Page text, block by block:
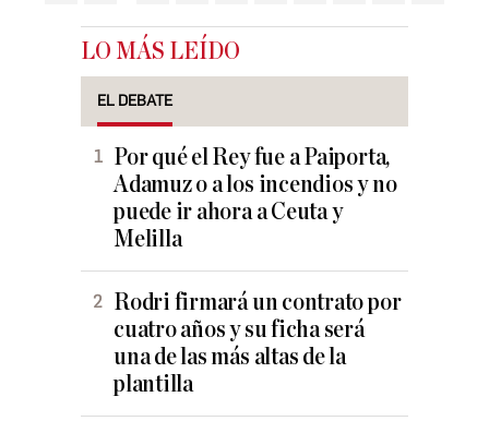
LO MÁS LEÍDO
EL DEBATE
Por qué el Rey fue a Paiporta,
Adamuz o a los incendios y no
puede ir ahora a Ceuta y
Melilla
Rodri firmará un contrato por
cuatro años y su ficha será
una de las más altas de la
plantilla